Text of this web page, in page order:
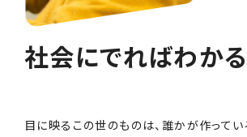
社会にでればわかる
目に映るこの世のものは、誰かが作って